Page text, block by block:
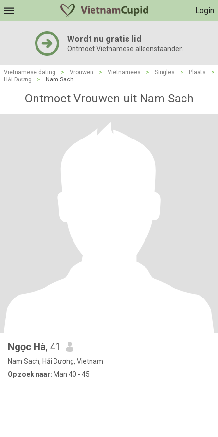
Login
Wordt nu gratis lid
Ontmoet Vietnamese alleenstaanden
Vietnamese dating > Vrouwen > Vietnamees > Singles > Plaats
>
Hải Dương
> Nam Sach
Ontmoet Vrouwen uit Nam Sach
Ngọc Hà, 41
Nam Sach, Hải Dương, Vietnam
Op zoek naar: Man 40 - 45